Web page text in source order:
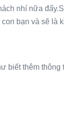
nhí nữa
bạn và sẽ là
biết thêm thông